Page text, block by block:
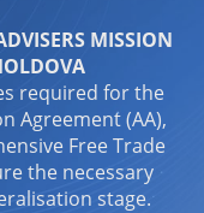
MISSION
required for the
Agreement (AA),
Free Trade
the necessary
stage.